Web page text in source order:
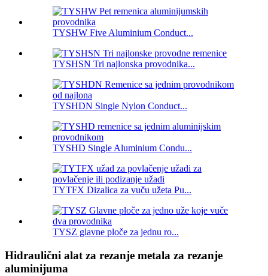
TYSHW Five Aluminium Conduct...
TYSHSN Tri najlonska provodnika...
TYSHDN Single Nylon Conduct...
TYSHD Single Aluminium Condu...
TYTFX Dizalica za vuču užeta Pu...
TYSZ glavne ploče za jednu ro...
Hidraulični alat za rezanje metala za rezanje
aluminijuma